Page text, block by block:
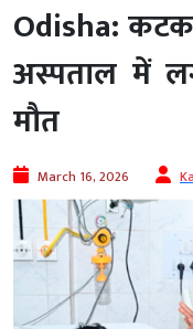
Odisha:
अस्पताल में
मौत
March 16, 2026